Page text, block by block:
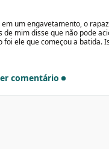
em um engavetamento, o
de mim disse que não pode
foi ele que começou a batida.
comentário